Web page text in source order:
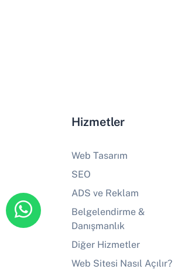
Hizmetler
Web Tasarım
SEO
ADS ve Reklam
Belgelendirme &
Danışmanlık
Diğer Hizmetler
Web Sitesi Nasıl Açılır?